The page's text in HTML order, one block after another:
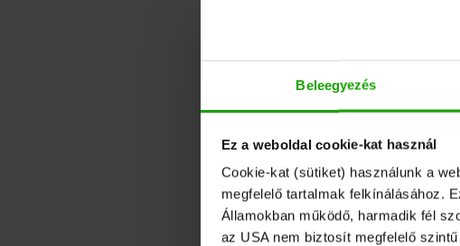
Beleegyezés
Ez a weboldal cookie-kat használ
Cookie-kat (sütiket) használunk a
megfelelő tartalmak felkínálásához.
Államokban működő, harmadik fél
az USA nem biztosít megfelelő